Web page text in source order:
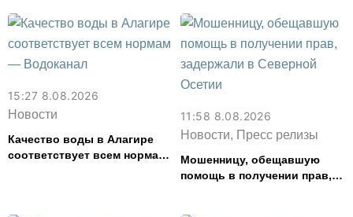
15:27 8.08.2026
Новости
Качество воды в Алагире
соответствует всем нормам
11:58 8.08.2026
Новости, Пресс релизы
Мошенницу, обещавшую
помощь в получении прав,